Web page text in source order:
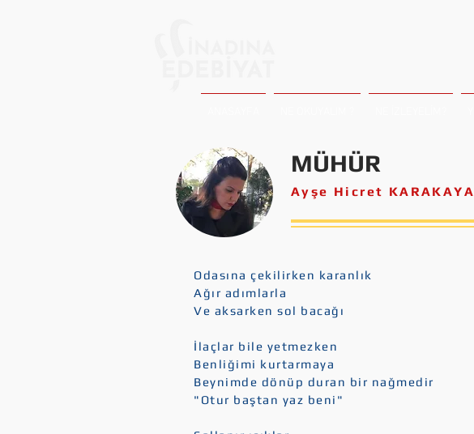
MÜHÜR
Ayşe Hicret KARAKAYA
Odasına çekilirken karanlık
Ağır adımlarla
Ve aksarken sol bacağı
İlaçlar bile yetmezken
Benliğimi kurtarmaya
Beynimde dönüp duran bir nağmedir
"Otur baştan yaz beni"